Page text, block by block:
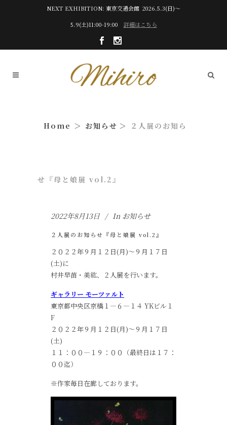
NEXT EXHIBITION: 東京交通会館 2026.5.3(日)～
5.9(土)11:00-19:00 詳細はこちら
お知らせ ２人展のお知ら
せ『母と娘展 vol.2』
2022年8月13日 In お知らせ
２人展のお知らせ『母と娘展 vol.2』
２０２２年９月１２日(月)～９月１７日
(土)に
村井早苗・美紘、２人展を行います。
ギャラリー モーツァルト
東京都中央区京橋１―６―１４ YKビル１
F
２０２２年９月１２日(月)～９月１７日
(土)
１１：００―１９：００（最終日は１７：
００迄）
※作家毎日在廊しております。